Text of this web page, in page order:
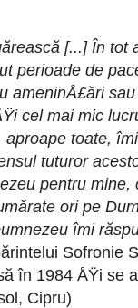
[...] În tot
perioade de
ameninÅ£ări
cel mai mic
toate,
tuturor
pentru mine,
ori pe
îmi
Sofronie
în 1984 ÅŸi se
Cipru)